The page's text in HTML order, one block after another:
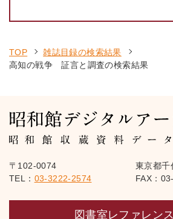
TOP
雑誌目録の検索結果
高知の戦争 証言と調査の検索結果
〒102-0074
東京都千
TEL： 03-3222-2574 FAX：
図書室レファレン